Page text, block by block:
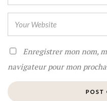
Enregistrer mon nom,
navigateur pour mon